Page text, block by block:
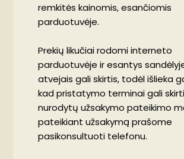
remkitės kainomis, esančiomis
parduotuvėje.
Prekių likučiai rodomi interneto
parduotuvėje ir esantys
atvejais gali skirtis, todėl išlieka
kad pristatymo terminai gali
nurodytų užsakymo pateikimo
pateikiant užsakymą prašome
pasikonsultuoti telefonu.